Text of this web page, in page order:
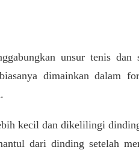
unsur tenis
dimainkan dalam
kecil dan dikelilingi
dari dinding setelah